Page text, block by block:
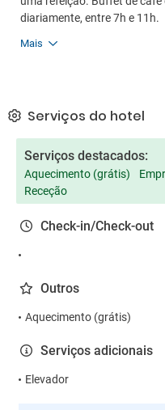
diariamente, entre 7h e 11h.
Mais
Serviços do hotel
Serviços destacados:
Aquecimento (grátis)
Receção
Check-in/Check-out
Outros
Aquecimento (grátis)
Serviços adicionais
Elevador